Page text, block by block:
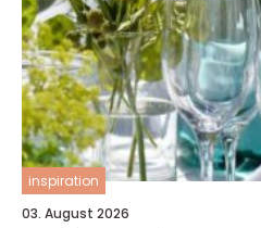
inspiration
03. August 2026